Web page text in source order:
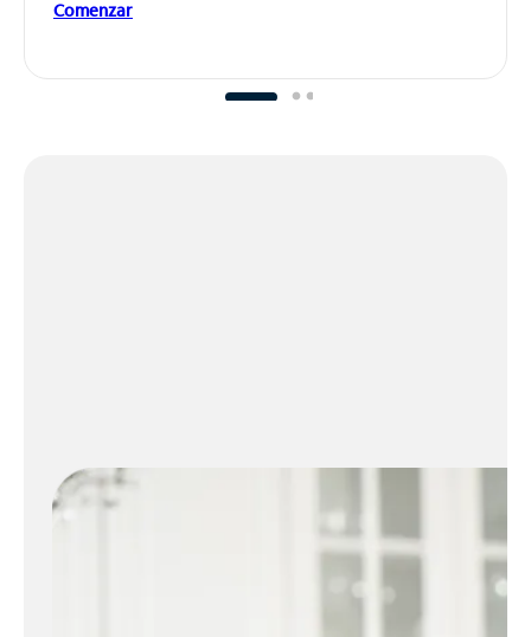
Comenzar